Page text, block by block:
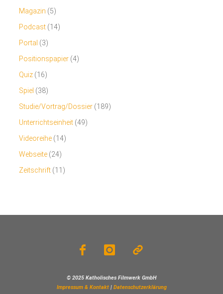
Magazin (5)
Podcast (14)
Portal (3)
Positionspapier (4)
Quiz (16)
Spiel (38)
Studie/Vortrag/Dossier (189)
Unterrichtseinheit (49)
Videoreihe (14)
Webseite (24)
Zeitschrift (11)
© 2025 Katholisches Filmwerk GmbH
Impressum & Kontakt| Datenschutzerklärung